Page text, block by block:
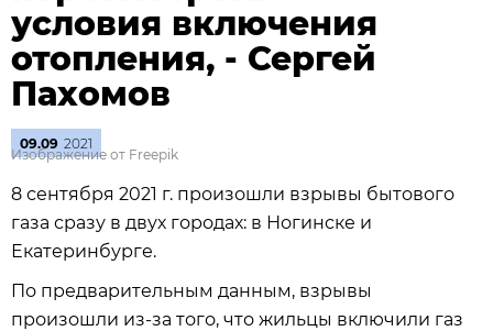
условия включения
отопления, - Сергей
Пахомов
09.09 2021
Изображение от Freepik
8 сентября 2021 г. произошли взрывы бытового
газа сразу в двух городах: в Ногинске и
Екатеринбурге.
По предварительным данным, взрывы
произошли из-за того, что жильцы включили газ